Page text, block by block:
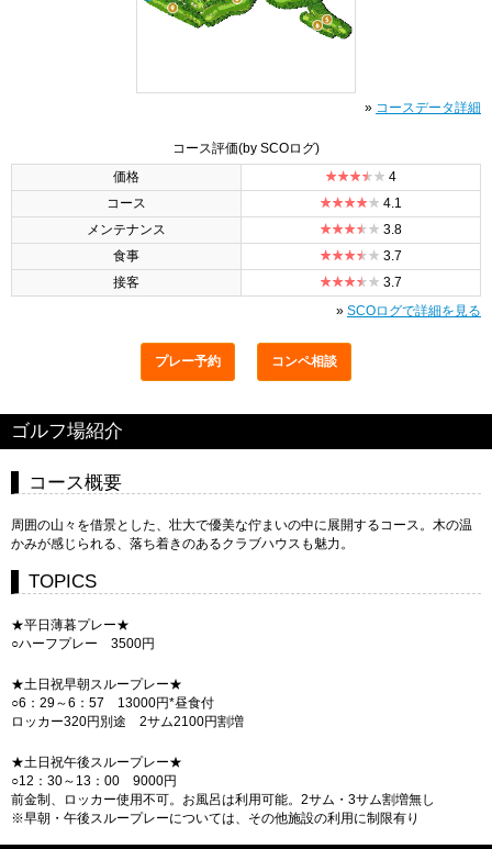
» コースデータ詳細
コース評価(by SCOログ)
価格
4
コース
4.1
メンテナンス
3.8
食事
3.7
接客
3.7
» SCOログで詳細を見る
プレー予約 コンペ相談
ゴルフ場紹介
コース概要
周囲の山々を借景とした、壮大で優美な佇まいの中に展開するコース。木の温
かみが感じられる、落ち着きのあるクラブハウスも魅力。
TOPICS
★平日薄暮プレー★
○ハーフプレー 3500円
★土日祝早朝スループレー★
○6：29～6：57 13000円*昼食付
ロッカー320円別途 2サム2100円割増
★土日祝午後スループレー★
○12：30～13：00 9000円
前金制、ロッカー使用不可。お風呂は利用可能。2サム・3サム割増無し
※早朝・午後スループレーについては、その他施設の利用に制限有り